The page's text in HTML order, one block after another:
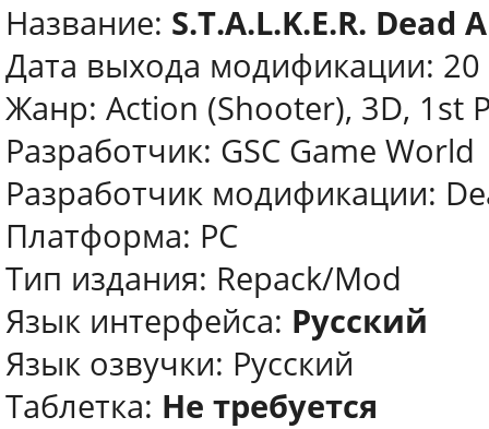
Название: S.T.A.L.K.E.R. Dead
Дата выхода модификации:
Жанр: Action (Shooter), 3D, 1st
Разработчик: GSC Game World
Разработчик модификации:
Платформа: PC
Тип издания: Repack/Mod
Язык интерфейса: Русский
Язык озвучки: Русский
Таблетка: Не требуется